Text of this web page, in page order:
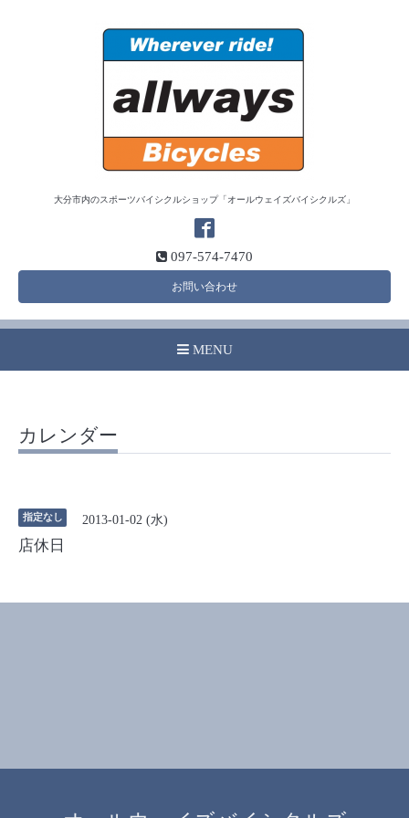
大分市内のスポーツバイシクルショップ「オールウェイズバイシクルズ」
097-574-7470
お問い合わせ
MENU
カレンダー
指定なし 2013-01-02 (水)
店休日